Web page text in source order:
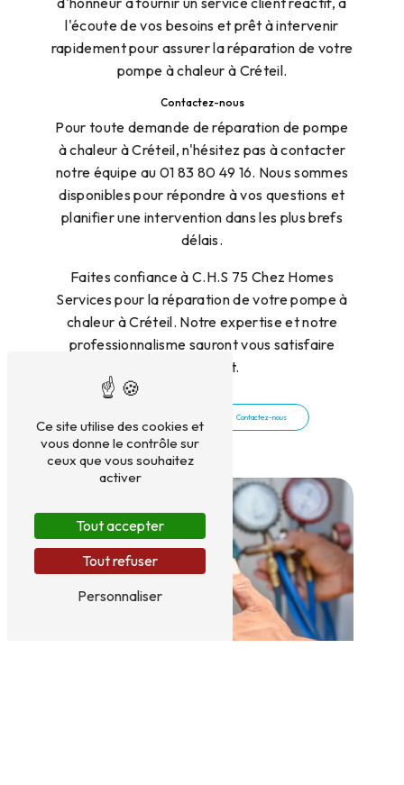
l'écoute de vos besoins et prêt à intervenir
rapidement pour assurer la réparation de votre
pompe à chaleur à Créteil.
Contactez-nous
Pour toute demande de réparation de pompe
à chaleur à Créteil, n'hésitez pas à contacter
notre équipe au 01 83 80 49 16. Nous sommes
disponibles pour répondre à vos questions et
planifier une intervention dans les plus brefs
délais.
Faites confiance à C.H.S 75 Chez Homes
Services pour la réparation de votre pompe à
chaleur à Créteil. Notre expertise et notre
professionnalisme sauront vous satisfaire
pleinement.
Contactez-nous
Ce site utilise des cookies et
vous donne le contrôle sur
ceux que vous souhaitez
activer
Tout accepter
Tout refuser
Personnaliser